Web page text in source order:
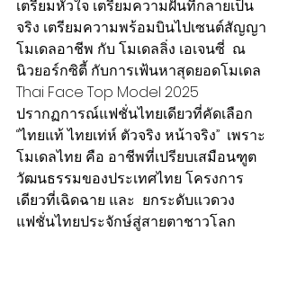
เตรียมหัวใจ เตรียมความฝันที่กลายเป็น
จริง เตรียมความพร้อมบินไปเซนต์สัญญา
โมเดลอาชีพ กับ โมเดลลิ่ง เอเจนซี่  ณ
นิวยอร์กซิตี้ กับการเฟ้นหาสุดยอดโมเดล
Thai Face Top Model 2025
ปรากฏการณ์แฟชั่นไทยเดียวที่คัดเลือก
“ไทยแท้ ไทยเท่ห์ ตัวจริง หน้าจริง”  เพราะ
โมเดลไทย คือ อาชีพที่เปรียบเสมือนฑูต
วัฒนธรรมของประเทศไทย โครงการ
เดียวที่เฉิดฉาย และ  ยกระดับแวดวง
แฟชั่นไทยประจักษ์สู่สายตาชาวโลก